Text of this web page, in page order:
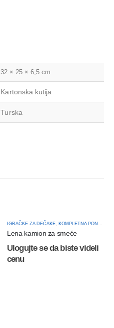
32 × 25 × 6,5 cm
Kartonska kutija
Turska
IGRAČKE ZA DEČAKE, KOMPLETNA PONUDA
Lena kamion za smeće
Ulogujte se da biste videli
cenu